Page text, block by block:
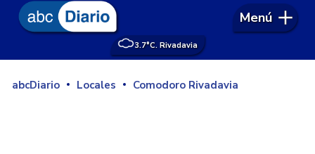
3.7°C. Rivadavia
Menú
abcDiario Locales Comodoro Rivadavia